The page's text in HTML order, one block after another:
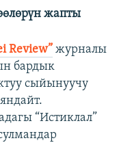
жапты
Review” журналы
бардык
сыйынуучу
“Истиклал”